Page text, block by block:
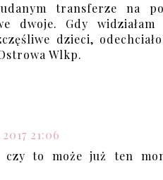
transferze na
dwoje. Gdy widziałam
dzieci,
Wlkp.
21:06
czy to może już ten